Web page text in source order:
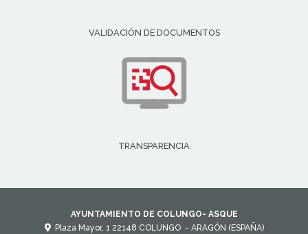
VALIDACIÓN DE DOCUMENTOS
TRANSPARENCIA
AYUNTAMIENTO DE COLUNGO- ASQUE
Plaza Mayor, 1 22148 COLUNGO - ARAGÓN (ESPAÑA)